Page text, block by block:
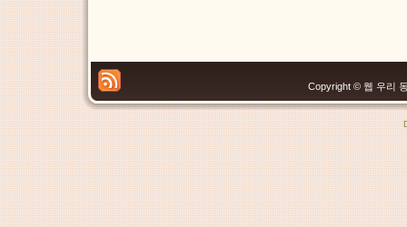
Copyright © 웹 우리